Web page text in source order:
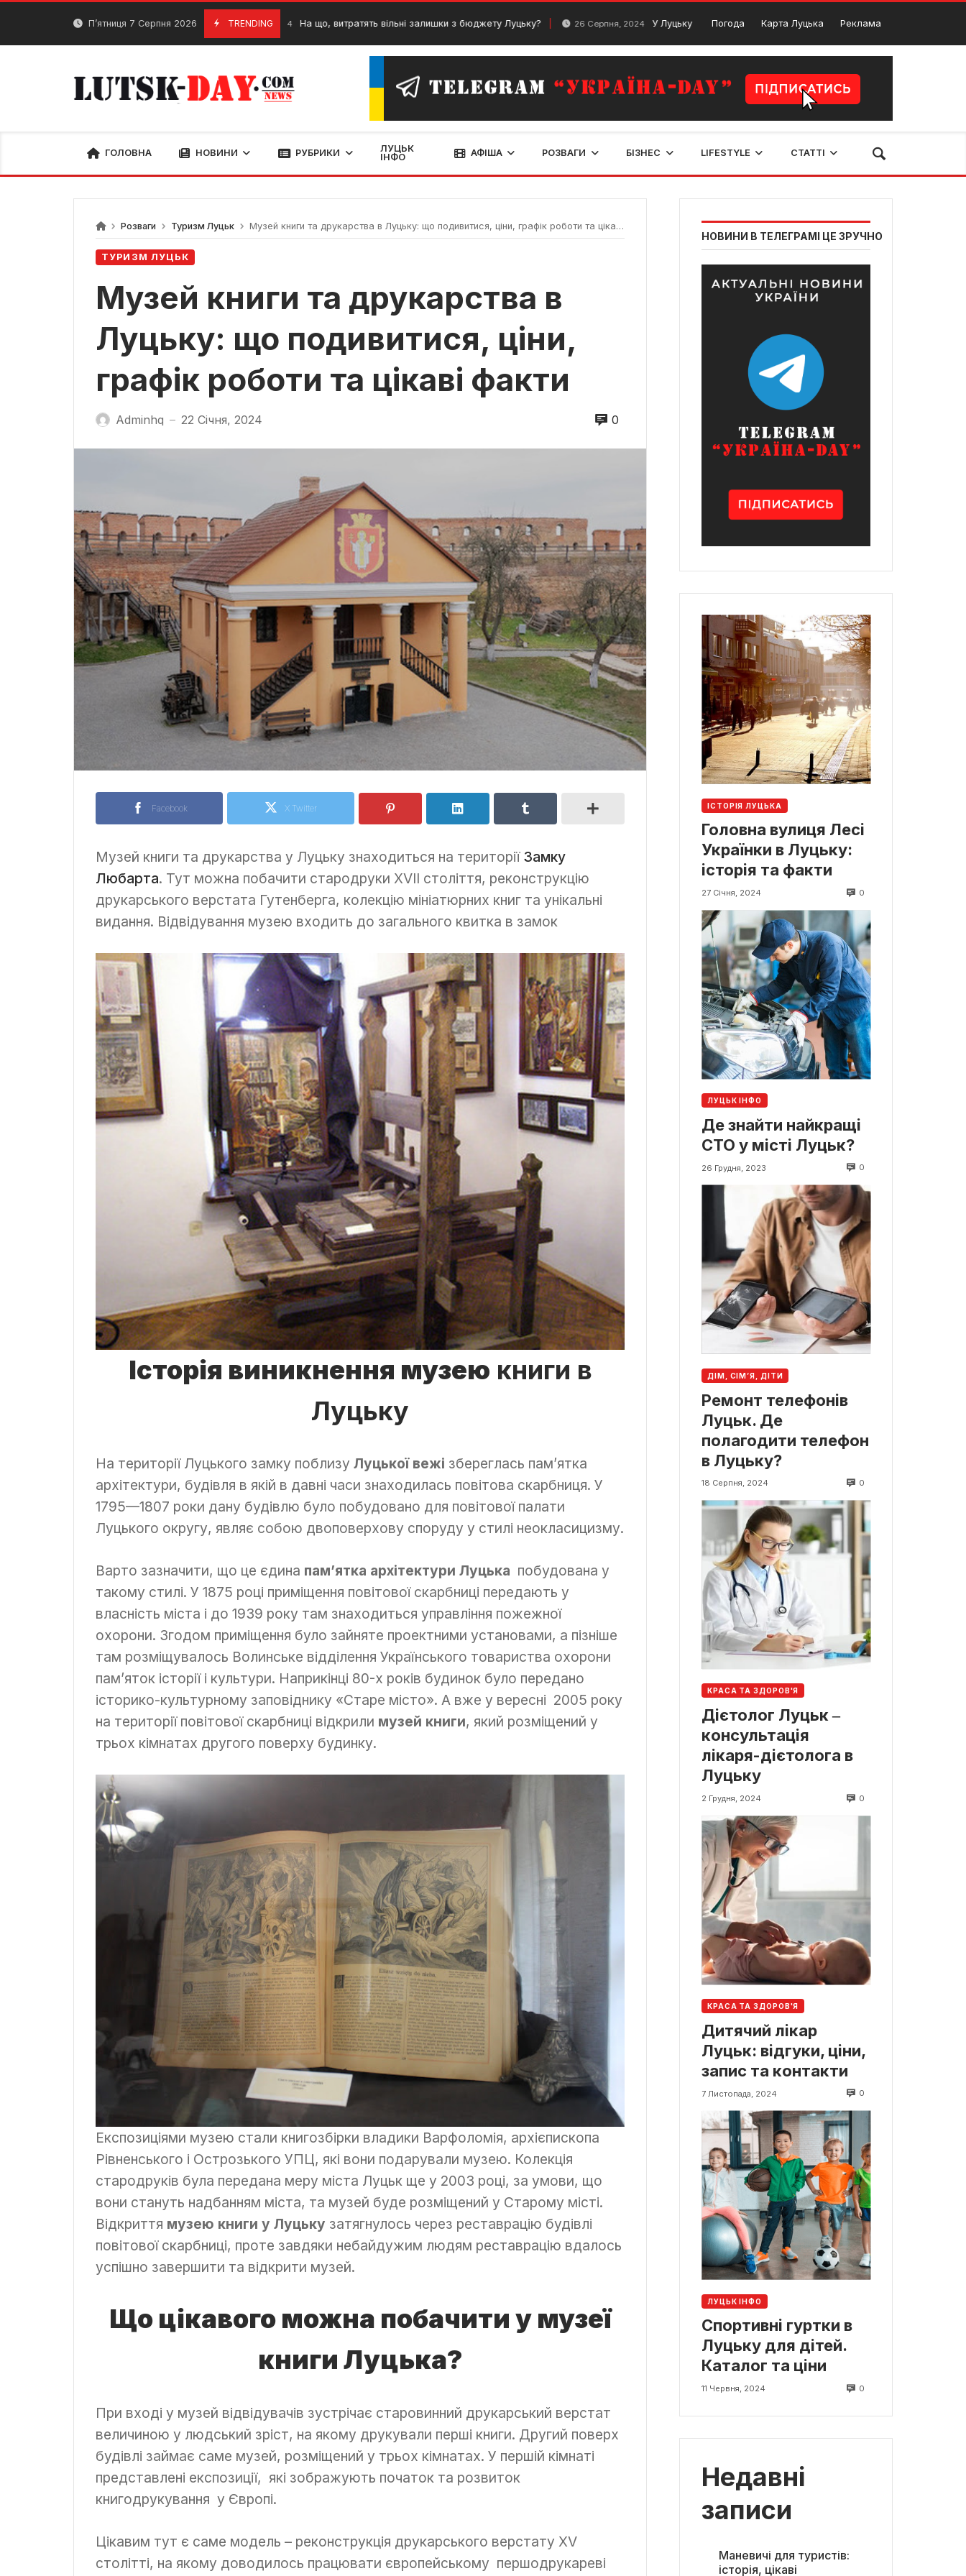
Skip
П’ятниця 7 Серпня 2026 TRENDING
29 Січня, 2024 На що, витратять вільні залишки з бюджету Луцьку? 26 Серпня, 2024 У Луцьку проходить виставка присвячена тризубу 30 Грудня, 2023
Погода Карта Луцька Реклама
ГОЛОВНА НОВИНИ РУБРИКИ
ЛУЦЬК
ІНФО
АФІША РОЗВАГИ БІЗНЕС LIFESTYLE СТАТТІ
Розваги Туризм Луцьк Музей книги та друкарства в Луцьку: що подивитися, ціни, графік роботи та цікаві факти
ТУРИЗМ ЛУЦЬК
Музей книги та друкарства в
Луцьку: що подивитися, ціни,
графік роботи та цікаві факти
Adminhq — 22 Січня, 2024 0
Facebook X Twitter
Музей книги та друкарства у Луцьку знаходиться на території Замку
Любарта. Тут можна побачити стародруки XVII століття, реконструкцію
друкарського верстата Гутенберга, колекцію мініатюрних книг та унікальні
видання. Відвідування музею входить до загального квитка в замок
Історія виникнення музею книги в
Луцьку
На території Луцького замку поблизу Луцької вежі збереглась пам’ятка
архітектури, будівля в якій в давні часи знаходилась повітова скарбниця. У
1795—1807 роки дану будівлю було побудовано для повітової палати
Луцького округу, являє собою двоповерхову споруду у стилі неокласицизму.
Варто зазначити, що це єдина пам’ятка архітектури Луцька побудована у
такому стилі. У 1875 році приміщення повітової скарбниці передають у
власність міста і до 1939 року там знаходиться управління пожежної
охорони. Згодом приміщення було зайняте проектними установами, а пізніше
там розміщувалось Волинське відділення Українського товариства охорони
пам’яток історії і культури. Наприкінці 80-х років будинок було передано
історико-культурному заповіднику «Старе місто». А вже у вересні 2005 року
на території повітової скарбниці відкрили музей книги, який розміщений у
трьох кімнатах другого поверху будинку.
Експозиціями музею стали книгозбірки владики Варфоломія, архієпископа
Рівненського і Острозького УПЦ, які вони подарували музею. Колекція
стародруків була передана меру міста Луцьк ще у 2003 році, за умови, що
вони стануть надбанням міста, та музей буде розміщений у Старому місті.
Відкриття музею книги у Луцьку затягнулось через реставрацію будівлі
повітової скарбниці, проте завдяки небайдужим людям реставрацію вдалось
успішно завершити та відкрити музей.
Що цікавого можна побачити у музеї
книги Луцька?
При вході у музей відвідувачів зустрічає старовинний друкарський верстат
величиною у людський зріст, на якому друкували перші книги. Другий поверх
будівлі займає саме музей, розміщений у трьох кімнатах. У першій кімнаті
представлені експозиції, які зображують початок та розвиток
книгодрукування у Європі.
Цікавим тут є саме модель – реконструкція друкарського верстату XV
столітті, на якому доводилось працювати європейському першодрукареві
НОВИНИ В ТЕЛЕГРАМІ ЦЕ ЗРУЧНО
ІСТОРІЯ ЛУЦЬКА
Головна вулиця Лесі
Українки в Луцьку:
історія та факти
27 Січня, 2024 0
ЛУЦЬК ІНФО
Де знайти найкращі
СТО у місті Луцьк?
26 Грудня, 2023 0
ДІМ, СІМ’Я, ДІТИ
Ремонт телефонів
Луцьк. Де
полагодити телефон
в Луцьку?
18 Серпня, 2024 0
КРАСА ТА ЗДОРОВ'Я
Дієтолог Луцьк ‒
консультація
лікаря-дієтолога в
Луцьку
2 Грудня, 2024 0
КРАСА ТА ЗДОРОВ'Я
Дитячий лікар
Луцьк: відгуки, ціни,
запис та контакти
7 Листопада, 2024 0
ЛУЦЬК ІНФО
Спортивні гуртки в
Луцьку для дітей.
Каталог та ціни
11 Червня, 2024 0
Недавні
записи
Маневичі для туристів:
історія, цікаві